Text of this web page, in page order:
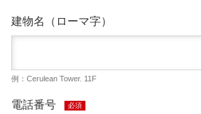
建物名（ローマ字）
例：Cerulean Tower. 11F
電話番号 必須